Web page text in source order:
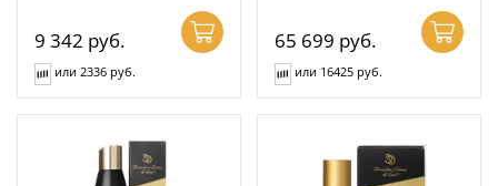
9 342 руб.
или 2336 руб.
65 699 руб.
или 16425 руб.